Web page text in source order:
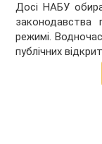
Досі НАБУ
режимі.
публічних